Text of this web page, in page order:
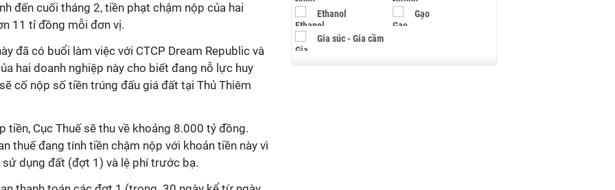
đến cuối tháng 2, tiền phạt chậm nộp của hai
11 tỉ đồng mỗi đơn vị.
đã có buổi làm việc với CTCP Dream Republic và
hai doanh nghiệp này cho biết đang nỗ lực huy
cố nộp số tiền trúng đấu giá đất tại Thủ Thiêm
tiền, Cục Thuế sẽ thu về khoảng 8.000 tỷ đồng.
thuế đang tính tiền chậm nộp với khoản tiền này vì
dụng đất (đợt 1) và lệ phí trước bạ.
Ethanol Gạo
Gia súc - Gia cầm